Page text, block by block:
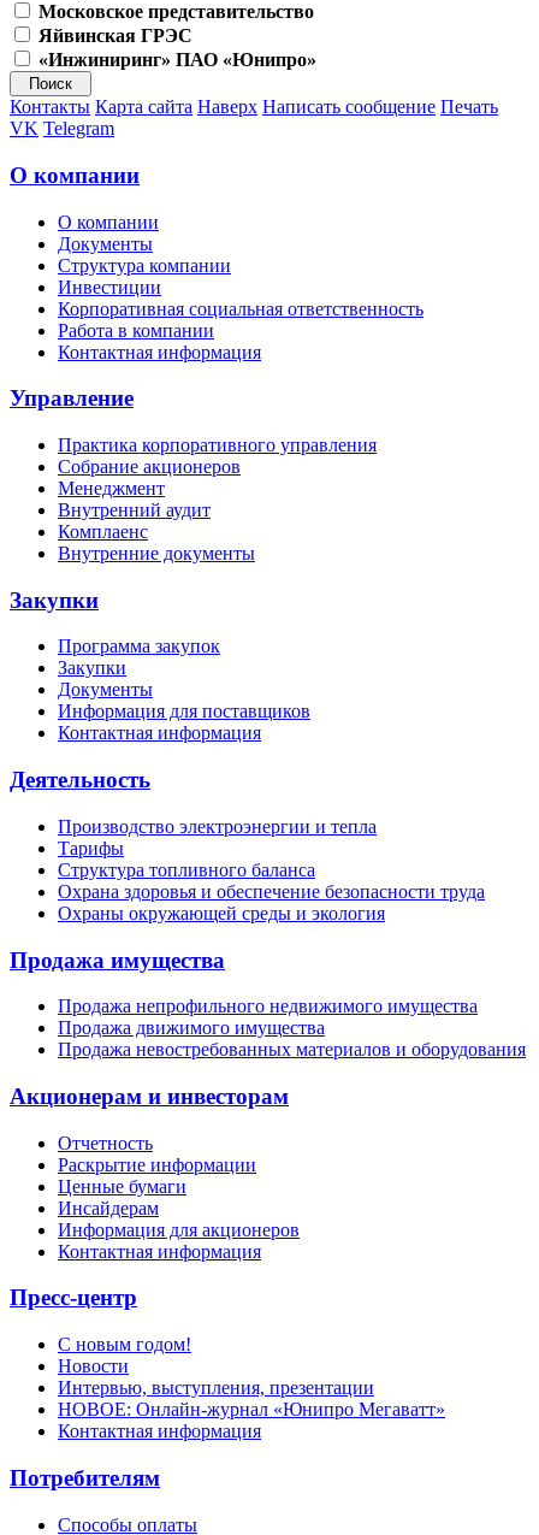
Московское представительство
Яйвинская ГРЭС
«Инжиниринг» ПАО «Юнипро»
Контакты Карта сайта Наверх Написать сообщение Печать
VK Telegram
О компании
О компании
Документы
Структура компании
Инвестиции
Корпоративная социальная ответственность
Работа в компании
Контактная информация
Управление
Практика корпоративного управления
Собрание акционеров
Менеджмент
Внутренний аудит
Комплаенс
Внутренние документы
Закупки
Программа закупок
Закупки
Документы
Информация для поставщиков
Контактная информация
Деятельность
Производство электроэнергии и тепла
Тарифы
Структура топливного баланса
Охрана здоровья и обеспечение безопасности труда
Охраны окружающей среды и экология
Продажа имущества
Продажа непрофильного недвижимого имущества
Продажа движимого имущества
Продажа невостребованных материалов и оборудования
Акционерам и инвесторам
Отчетность
Раскрытие информации
Ценные бумаги
Инсайдерам
Информация для акционеров
Контактная информация
Пресс-центр
С новым годом!
Новости
Интервью, выступления, презентации
НОВОЕ: Онлайн-журнал «Юнипро Мегаватт»
Контактная информация
Потребителям
Способы оплаты